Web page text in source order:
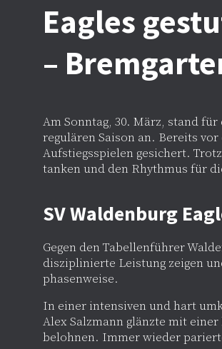
Eagles
–
Am Sonntag, 30. März, stand
regulären Saison an. Bereits
Aufstiegsspielen gesichert.
tanken und den Rhythmus für
SV Waldenburg
Gegen den Tabellenführer
disziplinierte Leistung zeigen
phasenweise.
In einer intensiven und hart
Alex Salzmann glänzte mit
belohnen. Immer wieder